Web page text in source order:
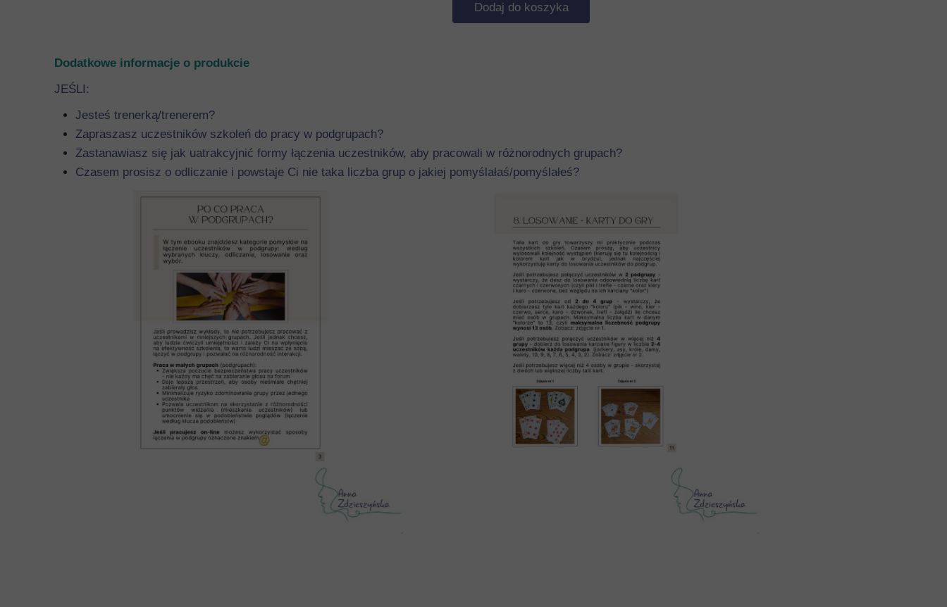
Dodaj do koszyka
Dodatkowe informacje o produkcie
JEŚLI:
Jesteś trenerką/trenerem?
Zapraszasz uczestników szkoleń do pracy w podgrupach?
Zastanawiasz się jak uatrakcyjnić formy łączenia uczestników, aby pracowali w różnorodnych grupach?
Czasem prosisz o odliczanie i powstaje Ci nie taka liczba grup o jakiej pomyślałaś/pomyślałeś?